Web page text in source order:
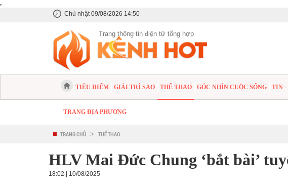
Chủ nhật 09/08/2026 14:50
Trang thông tin điện tử tổng hợp
TIÊU ĐIỂM GIẢI TRÍ SAO THỂ THAO GÓC NHÌN CUỘC SỐNG TIN -
TRANG ĐỊA PHƯƠNG
TRANG CHỦ > THỂ THAO
HLV Mai Đức Chung ‘bắt bài’
18:02 | 10/08/2025